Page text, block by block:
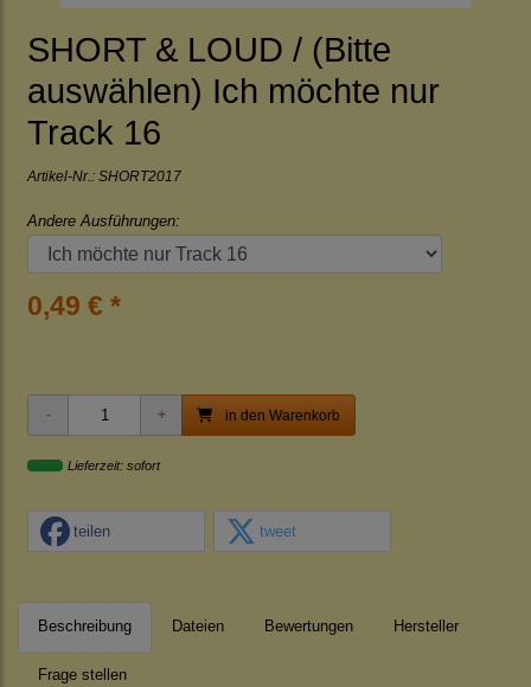
SHORT & LOUD / (Bitte
auswählen) Ich möchte nur
Track 16
Artikel-Nr.: SHORT2017
Andere Ausführungen:
0,49 € *
in den Warenkorb
Lieferzeit: sofort
teilen tweet
Beschreibung Dateien Bewertungen Hersteller
Frage stellen